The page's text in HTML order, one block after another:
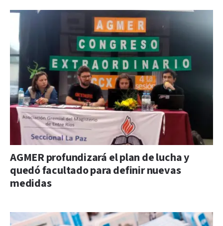
AGMER profundizará el plan de lucha y
quedó facultado para definir nuevas
medidas